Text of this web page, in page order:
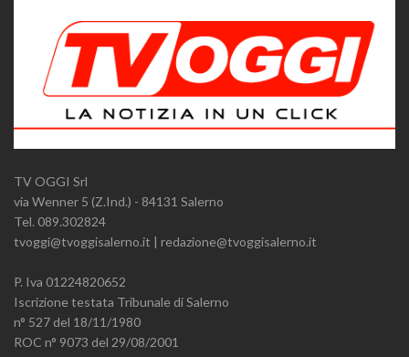
TV OGGI Srl
via Wenner 5 (Z.Ind.) - 84131 Salerno
Tel. 089.302824
tvoggi@tvoggisalerno.it | redazione@tvoggisalerno.it
P. Iva 01224820652
Iscrizione testata Tribunale di Salerno
n° 527 del 18/11/1980
ROC n° 9073 del 29/08/2001